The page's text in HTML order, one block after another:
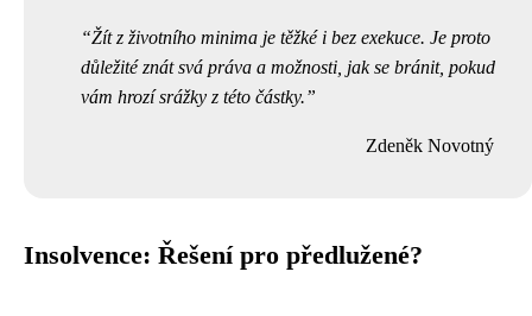
Žít z životního minima je těžké i bez exekuce. Je proto
důležité znát svá práva a možnosti, jak se bránit, pokud
vám hrozí srážky z této částky.
Zdeněk Novotný
Insolvence: Řešení pro předlužené?